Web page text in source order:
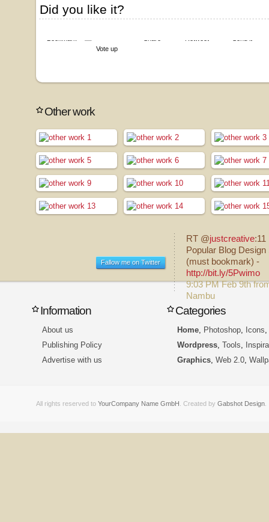
Did you like it?
Vote up
Other work
Fallow me on Twitter
RT @justcreative:11
Popular Blog Design
(must bookmark) -
http://bit.ly/5Pwimo
9:03 PM Feb 9th
Nambu
Information
About us
Publishing Policy
Advertise with us
Categories
Home Photoshop Icons
Wordpress Tools
Graphics Web 2.0
All rights reserved to YourCompany Name GmbH . Created by Gabshot Design